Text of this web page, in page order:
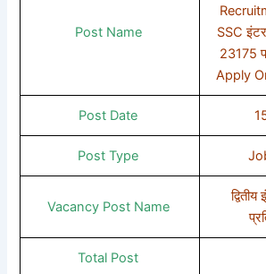
Post Name
SSC
23175
Apply
Post Date
Post Type
Vacancy Post Name
Total Post